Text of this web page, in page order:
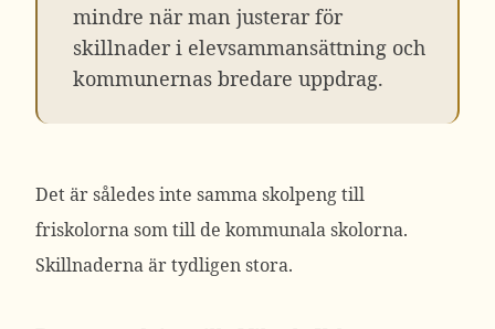
mindre när man justerar för
skillnader i elevsammansättning och
kommunernas bredare uppdrag.
Det är således inte samma skolpeng till
friskolorna som till de kommunala skolorna.
Skillnaderna är tydligen stora.